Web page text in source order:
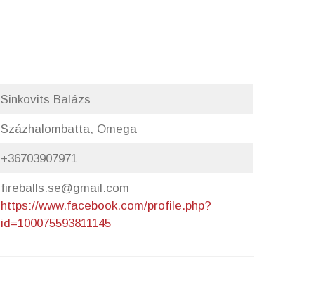
Sinkovits Balázs
Százhalombatta, Omega
+36703907971
fireballs.se@gmail.com
https://www.facebook.com/profile.php?
id=100075593811145